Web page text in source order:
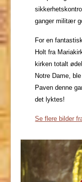
ganger militær
For en
Holt fra
kirken totalt
Notre Dame,
Paven denne
det lyktes!
Se flere bilder